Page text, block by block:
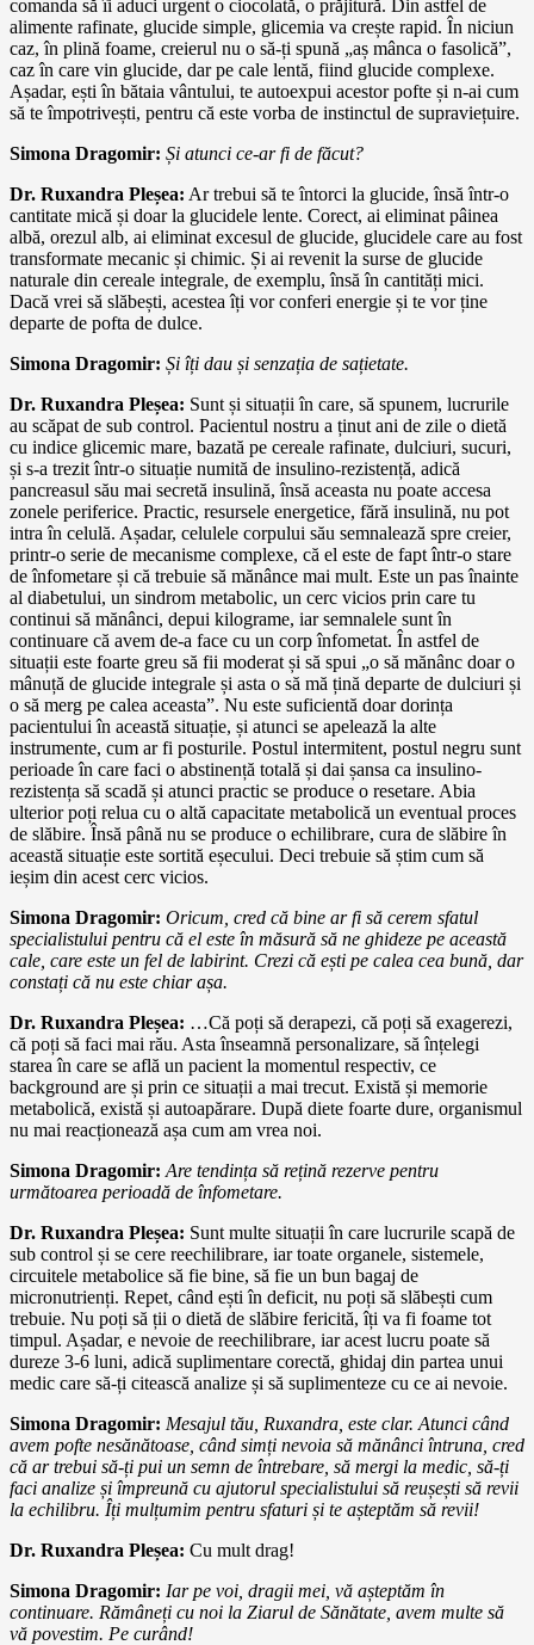
comanda să îi aduci urgent o ciocolată, o prăjitură. Din astfel de
alimente rafinate, glucide simple, glicemia va crește rapid. În niciun
caz, în plină foame, creierul nu o să-ți spună „aș mânca o fasolică”,
caz în care vin glucide, dar pe cale lentă, fiind glucide complexe.
Așadar, ești în bătaia vântului, te autoexpui acestor pofte și n-ai cum
să te împotrivești, pentru că este vorba de instinctul de supraviețuire.
Simona Dragomir: Și atunci ce-ar fi de făcut?
Dr. Ruxandra Pleșea: Ar trebui să te întorci la glucide, însă într-o
cantitate mică și doar la glucidele lente. Corect, ai eliminat pâinea
albă, orezul alb, ai eliminat excesul de glucide, glucidele care au fost
transformate mecanic și chimic. Și ai revenit la surse de glucide
naturale din cereale integrale, de exemplu, însă în cantități mici.
Dacă vrei să slăbești, acestea îți vor conferi energie și te vor ține
departe de pofta de dulce.
Simona Dragomir: Și îți dau și senzația de sațietate.
Dr. Ruxandra Pleșea: Sunt și situații în care, să spunem, lucrurile
au scăpat de sub control. Pacientul nostru a ținut ani de zile o dietă
cu indice glicemic mare, bazată pe cereale rafinate, dulciuri, sucuri,
și s-a trezit într-o situație numită de insulino-rezistență, adică
pancreasul său mai secretă insulină, însă aceasta nu poate accesa
zonele periferice. Practic, resursele energetice, fără insulină, nu pot
intra în celulă. Așadar, celulele corpului său semnalează spre creier,
printr-o serie de mecanisme complexe, că el este de fapt într-o stare
de înfometare și că trebuie să mănânce mai mult. Este un pas înainte
al diabetului, un sindrom metabolic, un cerc vicios prin care tu
continui să mănânci, depui kilograme, iar semnalele sunt în
continuare că avem de-a face cu un corp înfometat. În astfel de
situații este foarte greu să fii moderat și să spui „o să mănânc doar o
mânuță de glucide integrale și asta o să mă țină departe de dulciuri și
o să merg pe calea aceasta”. Nu este suficientă doar dorința
pacientului în această situație, și atunci se apelează la alte
instrumente, cum ar fi posturile. Postul intermitent, postul negru sunt
perioade în care faci o abstinență totală și dai șansa ca insulino-
rezistența să scadă și atunci practic se produce o resetare. Abia
ulterior poți relua cu o altă capacitate metabolică un eventual proces
de slăbire. Însă până nu se produce o echilibrare, cura de slăbire în
această situație este sortită eșecului. Deci trebuie să știm cum să
ieșim din acest cerc vicios.
Simona Dragomir: Oricum, cred că bine ar fi să cerem sfatul
specialistului pentru că el este în măsură să ne ghideze pe această
cale, care este un fel de labirint. Crezi că ești pe calea cea bună, dar
constați că nu este chiar așa.
Dr. Ruxandra Pleșea: …Că poți să derapezi, că poți să exagerezi,
că poți să faci mai rău. Asta înseamnă personalizare, să înțelegi
starea în care se află un pacient la momentul respectiv, ce
background are și prin ce situații a mai trecut. Există și memorie
metabolică, există și autoapărare. După diete foarte dure, organismul
nu mai reacționează așa cum am vrea noi.
Simona Dragomir: Are tendința să rețină rezerve pentru
următoarea perioadă de înfometare.
Dr. Ruxandra Pleșea: Sunt multe situații în care lucrurile scapă de
sub control și se cere reechilibrare, iar toate organele, sistemele,
circuitele metabolice să fie bine, să fie un bun bagaj de
micronutrienți. Repet, când ești în deficit, nu poți să slăbești cum
trebuie. Nu poți să ții o dietă de slăbire fericită, îți va fi foame tot
timpul. Așadar, e nevoie de reechilibrare, iar acest lucru poate să
dureze 3-6 luni, adică suplimentare corectă, ghidaj din partea unui
medic care să-ți citească analize și să suplimenteze cu ce ai nevoie.
Simona Dragomir: Mesajul tău, Ruxandra, este clar. Atunci când
avem pofte nesănătoase, când simți nevoia să mănânci întruna, cred
că ar trebui să-ți pui un semn de întrebare, să mergi la medic, să-ți
faci analize și împreună cu ajutorul specialistului să reușești să revii
la echilibru. Îți mulțumim pentru sfaturi și te așteptăm să revii!
Dr. Ruxandra Pleșea: Cu mult drag!
Simona Dragomir: Iar pe voi, dragii mei, vă așteptăm în
continuare. Rămâneți cu noi la Ziarul de Sănătate, avem multe să
vă povestim. Pe curând!